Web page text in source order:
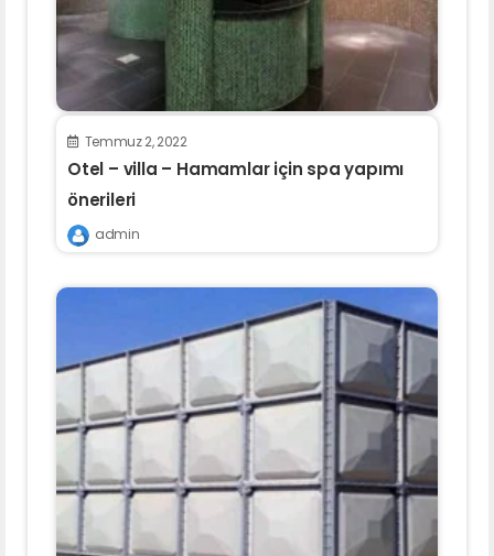
Temmuz 2, 2022
Otel – villa – Hamamlar için spa yapımı
önerileri
admin